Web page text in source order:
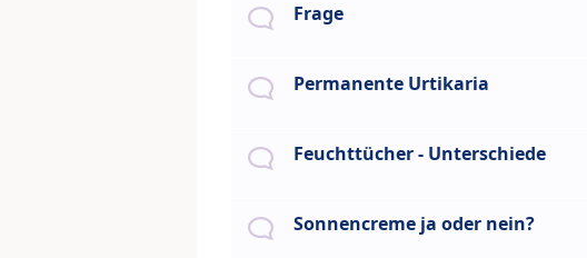
Frage
Permanente Urtikaria
Feuchttücher - Unterschiede
Sonnencreme ja oder nein?